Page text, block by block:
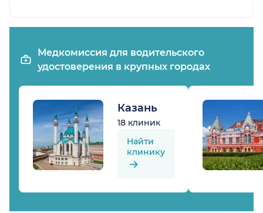
Медкомиссия для водительского
удостоверения в крупных городах
Казань
18 клиник
Найти
клинику